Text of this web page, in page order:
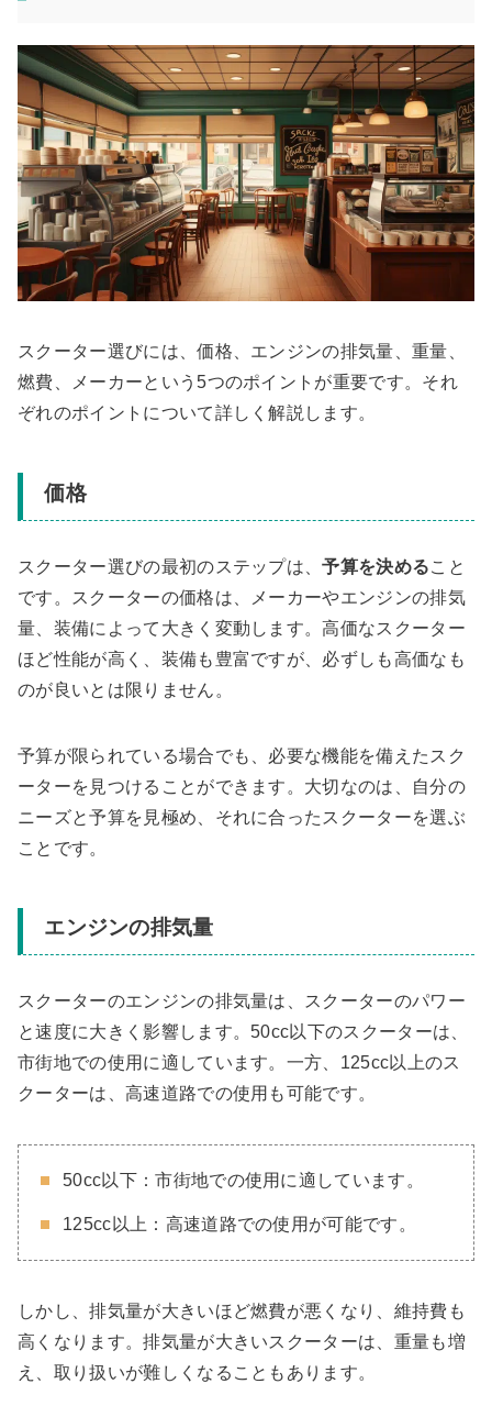
スクーター選びには、価格、エンジンの排気量、重量、
燃費、メーカーという5つのポイントが重要です。それ
ぞれのポイントについて詳しく解説します。
価格
スクーター選びの最初のステップは、予算を決めること
です。スクーターの価格は、メーカーやエンジンの排気
量、装備によって大きく変動します。高価なスクーター
ほど性能が高く、装備も豊富ですが、必ずしも高価なも
のが良いとは限りません。
予算が限られている場合でも、必要な機能を備えたスク
ーターを見つけることができます。大切なのは、自分の
ニーズと予算を見極め、それに合ったスクーターを選ぶ
ことです。
エンジンの排気量
スクーターのエンジンの排気量は、スクーターのパワー
と速度に大きく影響します。50cc以下のスクーターは、
市街地での使用に適しています。一方、125cc以上のス
クーターは、高速道路での使用も可能です。
50cc以下：市街地での使用に適しています。
125cc以上：高速道路での使用が可能です。
しかし、排気量が大きいほど燃費が悪くなり、維持費も
高くなります。排気量が大きいスクーターは、重量も増
え、取り扱いが難しくなることもあります。